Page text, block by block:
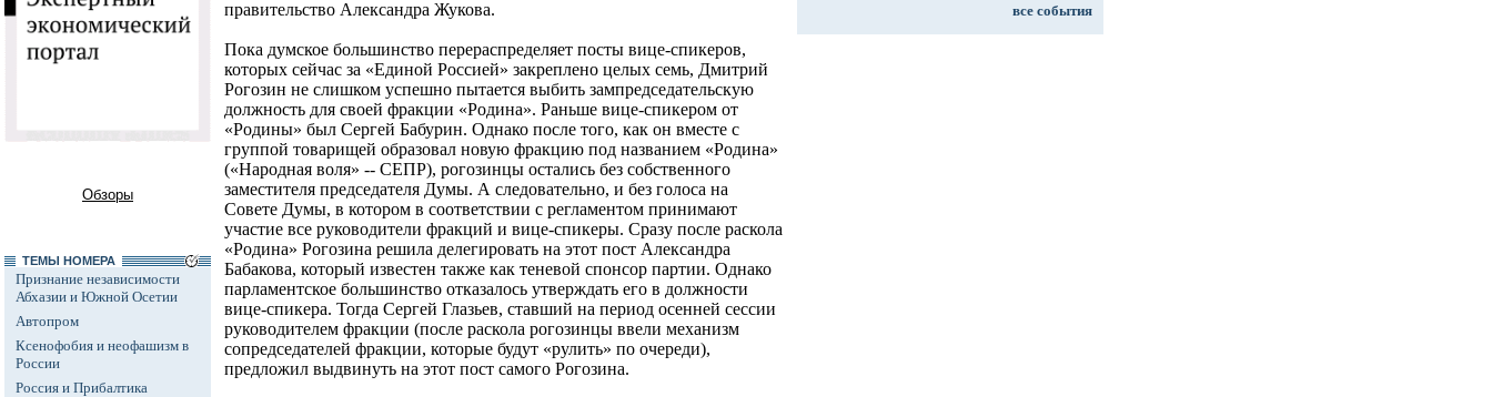
Обзоры
ТЕМЫ НОМЕРА
Признание независимости
Абхазии и Южной Осетии
Автопром
Ксенофобия и неофашизм в
России
Россия и Прибалтика
правительство Александра Жукова.
Пока думское большинство перераспределяет посты вице-спикеров,
которых сейчас за «Единой Россией» закреплено целых семь, Дмитрий
Рогозин не слишком успешно пытается выбить зампредседательскую
должность для своей фракции «Родина». Раньше вице-спикером от
«Родины» был Сергей Бабурин. Однако после того, как он вместе с
группой товарищей образовал новую фракцию под названием «Родина»
(«Народная воля» -- СЕПР), рогозинцы остались без собственного
заместителя председателя Думы. А следовательно, и без голоса на
Совете Думы, в котором в соответствии с регламентом принимают
участие все руководители фракций и вице-спикеры. Сразу после раскола
«Родина» Рогозина решила делегировать на этот пост Александра
Бабакова, который известен также как теневой спонсор партии. Однако
парламентское большинство отказалось утверждать его в должности
вице-спикера. Тогда Сергей Глазьев, ставший на период осенней сессии
руководителем фракции (после раскола рогозинцы ввели механизм
сопредседателей фракции, которые будут «рулить» по очереди),
предложил выдвинуть на этот пост самого Рогозина.
все события